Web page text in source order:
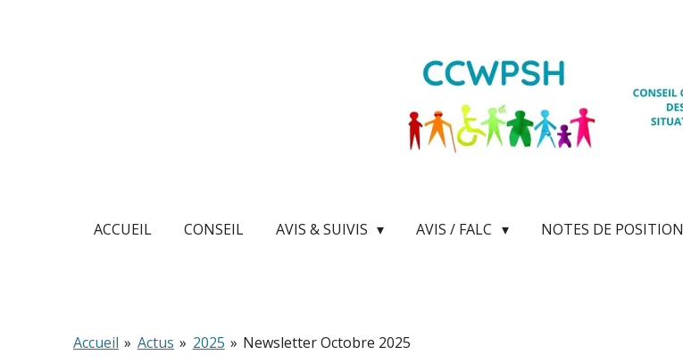
ACCUEIL CONSEIL AVIS & SUIVIS AVIS / FALC NOTES DE POSITION
Accueil » Actus » 2025 » Newsletter Octobre 2025